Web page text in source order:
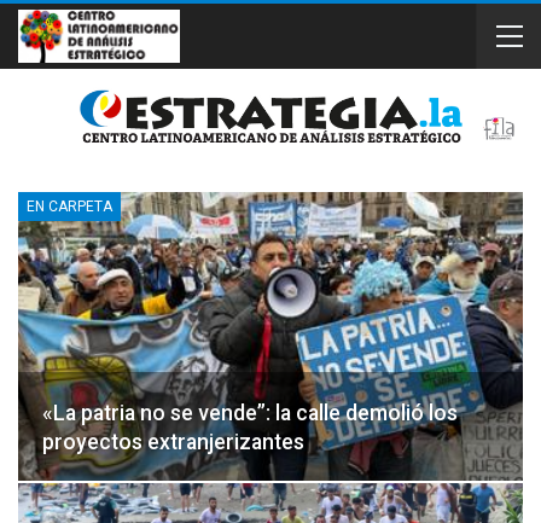
EN CARPETA
«La patria no se vende”: la calle demolió los
proyectos extranjerizantes